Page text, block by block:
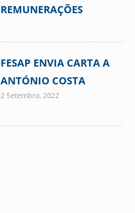
REMUNERAÇÕES
FESAP ENVIA CARTA A
ANTÓNIO COSTA
2 Setembro, 2022